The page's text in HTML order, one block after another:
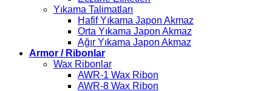
Yıkama Talimatları
Hafif Yıkama Japon Akmaz
Orta Yıkama Japon Akmaz
Ağır Yıkama Japon Akmaz
Armor / Ribonlar
Wax Ribonlar
AWR-1 Wax Ribon
AWR-8 Wax Ribon